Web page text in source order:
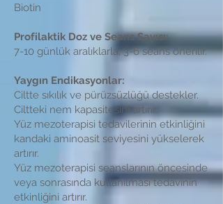
Biotin
Profilaktik Doz ve Seans Sayısı:
7-10 günlük aralıklarla, 3-6 seans önerilir.
Yaygın Endikasyonlar:
Ciltte sıkılık ve pürüzsüzlüğü destekler.
Ciltteki nem kapasitesini artırır.
Yüz mezoterapisi tedavilerinin etkinliğini
kandaki aminoasit seviyesini yükselerek
artırır.
Yüz mezoterapisi seanslarının öncesinde
veya sonrasında kullanılması tedavinin
etkinliğini artırır.